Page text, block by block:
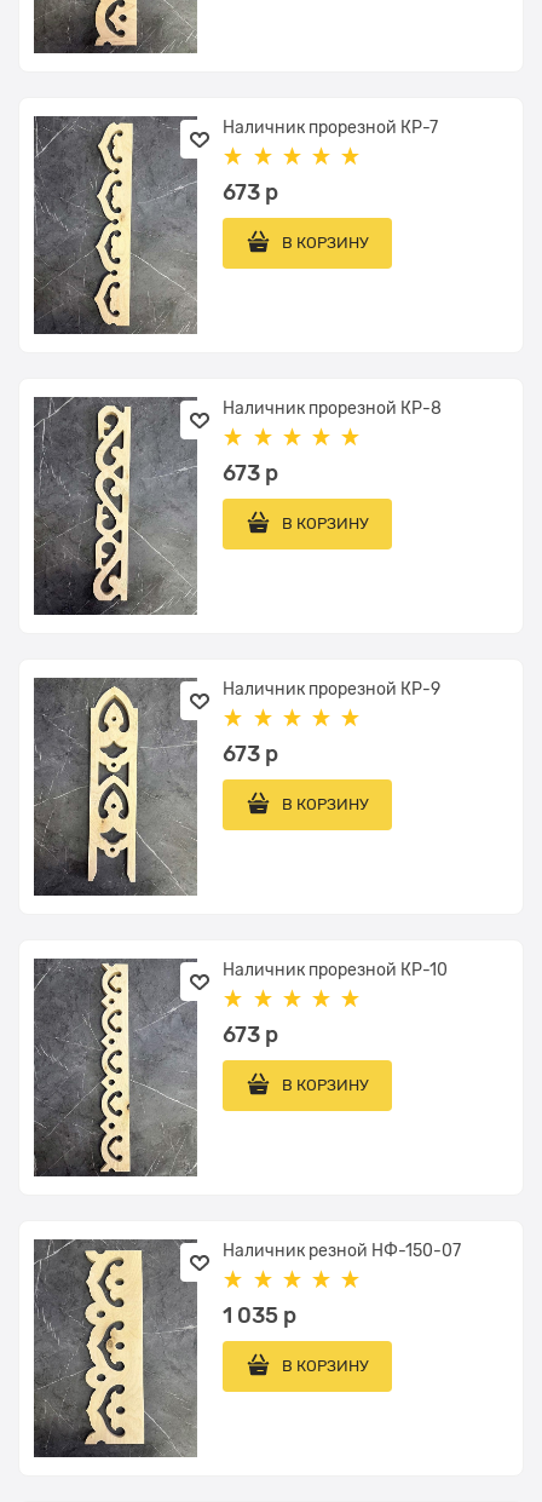
Наличник прорезной КР-7
673 р
В КОРЗИНУ
Наличник прорезной КР-8
673 р
В КОРЗИНУ
Наличник прорезной КР-9
673 р
В КОРЗИНУ
Наличник прорезной КР-10
673 р
В КОРЗИНУ
Наличник резной НФ-150-07
1 035 р
В КОРЗИНУ